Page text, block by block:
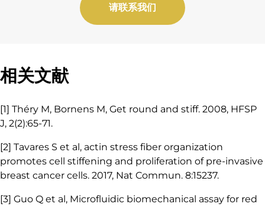
请联系我们
相关文献
[1] Théry M, Bornens M, Get round and stiff. 2008, HFSP
J, 2(2):65-71.
[2] Tavares S et al, actin stress fiber organization
promotes cell stiffening and proliferation of pre-invasive
breast cancer cells. 2017, Nat Commun. 8:15237.
[3] Guo Q et al, Microfluidic biomechanical assay for red